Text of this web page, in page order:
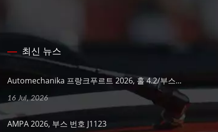
최신 뉴스
Automechanika 프랑크푸르트 2026, 홀 4.2/부스...
16 Jul, 2026
AMPA 2026, 부스 번호 J1123